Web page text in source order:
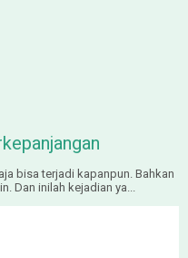
bisa terjadi kapanpun. Bahkan
Dan inilah kejadian ya...